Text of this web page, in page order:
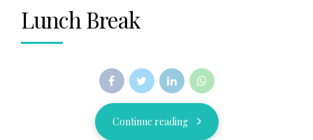
Lunch Break
Continue reading